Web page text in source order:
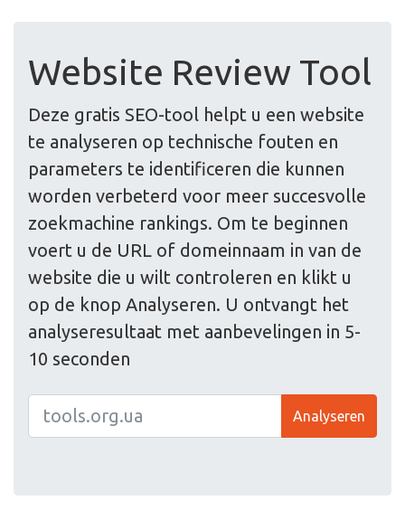
Website Review Tool
Deze gratis SEO-tool helpt u een website
te analyseren op technische fouten en
parameters te identificeren die kunnen
worden verbeterd voor meer succesvolle
zoekmachine rankings. Om te beginnen
voert u de URL of domeinnaam in van de
website die u wilt controleren en klikt u
op de knop Analyseren. U ontvangt het
analyseresultaat met aanbevelingen in 5-
10 seconden
Analyseren